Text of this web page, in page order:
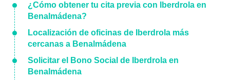
¿Cómo obtener tu cita previa con Iberdrola en
Benalmádena?
Localización de oficinas de Iberdrola más
cercanas a Benalmádena
Solicitar el Bono Social de Iberdrola en
Benalmádena